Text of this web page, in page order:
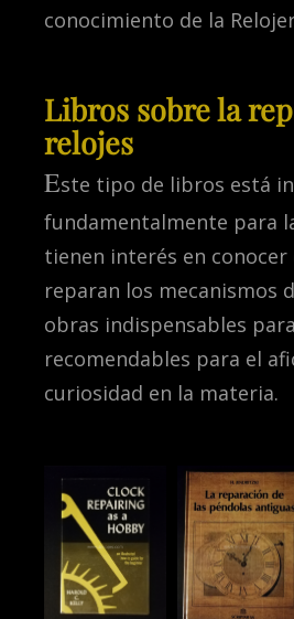
conocimiento de la
Libros sobre la
relojes
Este tipo de libros está
fundamentalmente para
tienen interés en conocer
reparan los mecanismos
obras indispensables
recomendables para el
curiosidad en la materia.